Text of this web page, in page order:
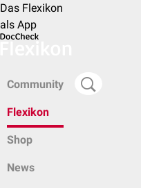
Das Flexikon
als App
Community
Flexikon
Shop
News